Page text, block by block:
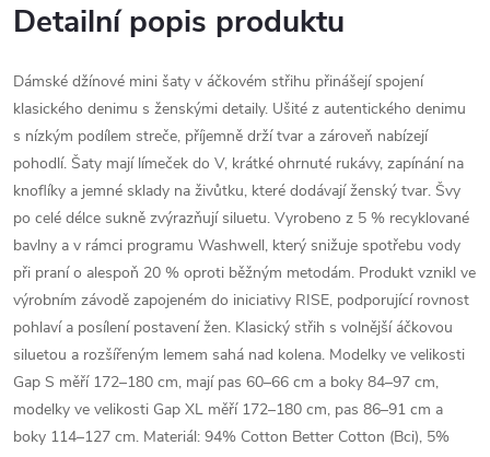
Detailní popis produktu
Dámské džínové mini šaty v áčkovém střihu přinášejí spojení
klasického denimu s ženskými detaily. Ušité z autentického denimu
s nízkým podílem streče, příjemně drží tvar a zároveň nabízejí
pohodlí. Šaty mají límeček do V, krátké ohrnuté rukávy, zapínání na
knoflíky a jemné sklady na živůtku, které dodávají ženský tvar. Švy
po celé délce sukně zvýrazňují siluetu. Vyrobeno z 5 % recyklované
bavlny a v rámci programu Washwell, který snižuje spotřebu vody
při praní o alespoň 20 % oproti běžným metodám. Produkt vznikl ve
výrobním závodě zapojeném do iniciativy RISE, podporující rovnost
pohlaví a posílení postavení žen. Klasický střih s volnější áčkovou
siluetou a rozšířeným lemem sahá nad kolena. Modelky ve velikosti
Gap S měří 172–180 cm, mají pas 60–66 cm a boky 84–97 cm,
modelky ve velikosti Gap XL měří 172–180 cm, pas 86–91 cm a
boky 114–127 cm. Materiál: 94% Cotton Better Cotton (Bci), 5%